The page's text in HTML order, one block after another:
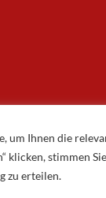
um Ihnen die
klicken, stimmen
zu erteilen.